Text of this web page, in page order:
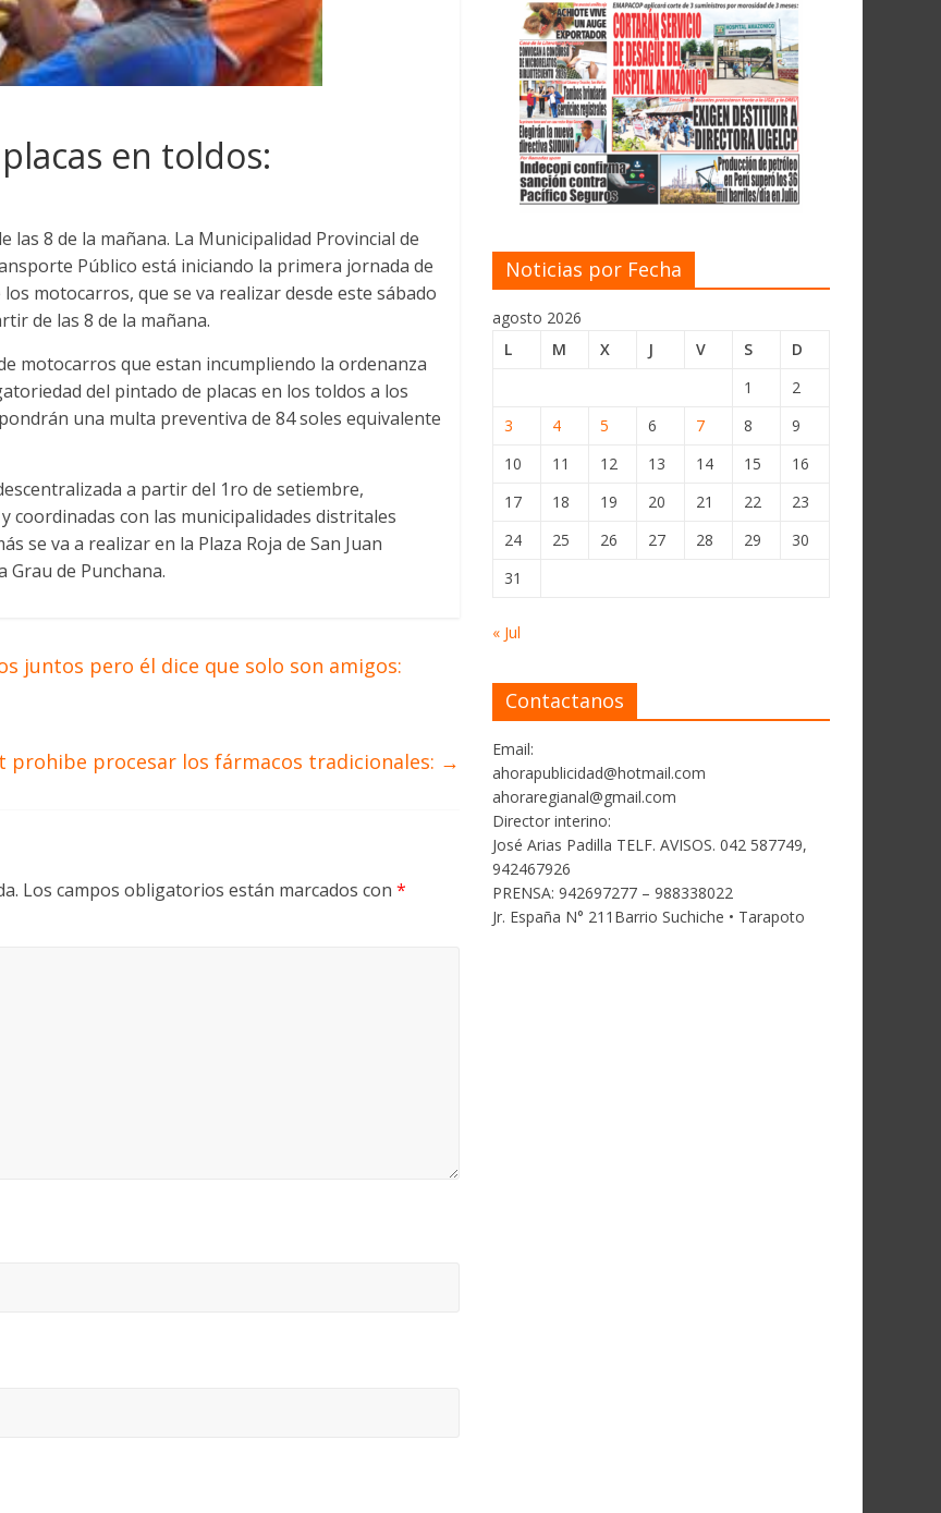
en toldos:
las 8 de la mañana. La Municipalidad Provincial de
Público está iniciando la primera jornada de
motocarros, que se va realizar desde este sábado
de las 8 de la mañana.
motocarros que estan incumpliendo la ordenanza
del pintado de placas en los toldos a los
una multa preventiva de 84 soles equivalente
a partir del 1ro de setiembre,
coordinadas con las municipalidades distritales
se va a realizar en la Plaza Roja de San Juan
Grau de Punchana.
juntos pero él dice que solo son amigos:
prohibe procesar los fármacos tradicionales: →
Los campos obligatorios están marcados con *
Noticias por Fecha
agosto 2026
L
M X J V S
D
1
2
3
4 5 6 7 8
9
10
11 12 13 14 15
16
17
18 19 20 21 22
23
24
25 26 27 28 29
30
31
« Jul
Contactanos
Email:
ahorapublicidad@hotmail.com
ahoraregianal@gmail.com
Director interino:
José Arias Padilla TELF. AVISOS. 042 587749,
942467926
PRENSA: 942697277 – 988338022
Jr. España N° 211Barrio Suchiche • Tarapoto